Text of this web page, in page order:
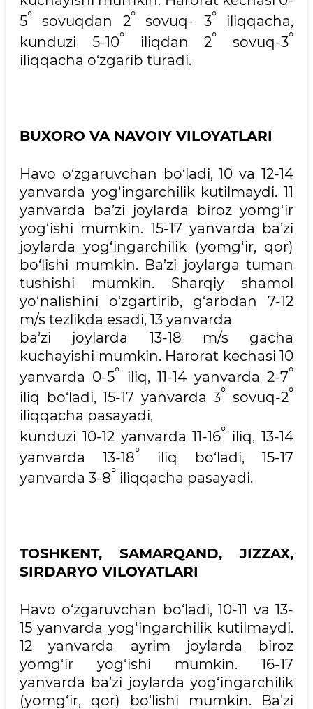
5° sovuqdan 2° sovuq- 3° iliqqacha,
kunduzi 5-10° iliqdan 2° sovuq-3°
iliqqacha o‘zgarib turadi.
BUXORO VA NAVOIY VILOYATLARI
Havo o‘zgaruvchan bo‘ladi, 10 va 12-14
yanvarda yog‘ingarchilik kutilmaydi. 11
yanvarda ba’zi joylarda biroz yomg‘ir
yog‘ishi mumkin. 15-17 yanvarda ba’zi
joylarda yog‘ingarchilik (yomg‘ir, qor)
bo‘lishi mumkin. Ba’zi joylarga tuman
tushishi mumkin. Sharqiy shamol
yo‘nalishini o‘zgartirib, g‘arbdan 7-12
m/s tezlikda esadi, 13 yanvarda
ba’zi joylarda 13-18 m/s gacha
kuchayishi mumkin. Harorat kechasi 10
yanvarda 0-5° iliq, 11-14 yanvarda 2-7°
iliq bo‘ladi, 15-17 yanvarda 3° sovuq-2°
iliqqacha pasayadi,
kunduzi 10-12 yanvarda 11-16° iliq, 13-14
yanvarda 13-18° iliq bo‘ladi, 15-17
yanvarda 3-8° iliqqacha pasayadi.
TOSHKENT, SAMARQAND, JIZZAX,
SIRDARYO VILOYATLARI
Havo o‘zgaruvchan bo‘ladi, 10-11 va 13-
15 yanvarda yog‘ingarchilik kutilmaydi.
12 yanvarda ayrim joylarda biroz
yomg‘ir yog‘ishi mumkin. 16-17
yanvarda ba’zi joylarda yog‘ingarchilik
(yomg‘ir, qor) bo‘lishi mumkin. Ba’zi